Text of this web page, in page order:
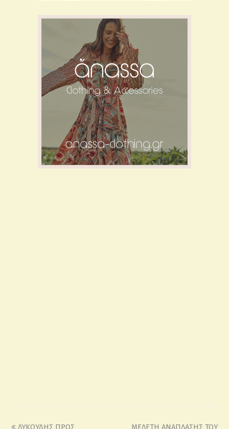
ΛΥΚΟΥΔΗΣ ΠΡΟΣ ΜΕΛΕΤΗ ΑΝΑΠΛΑΣΗΣ ΤΟΥ